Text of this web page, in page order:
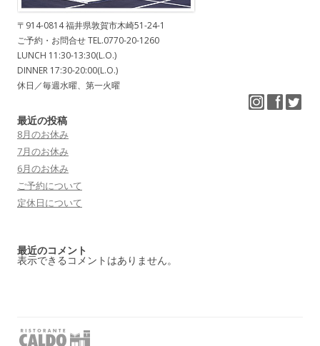
〒914-0814 福井県敦賀市木崎51-24-1
ご予約・お問合せ TEL.0770-20-1260
LUNCH 11:30-13:30(L.O.)
DINNER 17:30-20:00(L.O.)
休日／毎週水曜、第一火曜
最近の投稿
8月のお休み
7月のお休み
6月のお休み
ご予約について
定休日について
最近のコメント
表示できるコメントはありません。